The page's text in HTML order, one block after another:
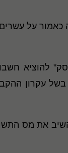
על 24 חודשים; עלתה תקופת ההשכרה
למגורים – יידרש ה"עוסק"
בשל עקרון
את מס